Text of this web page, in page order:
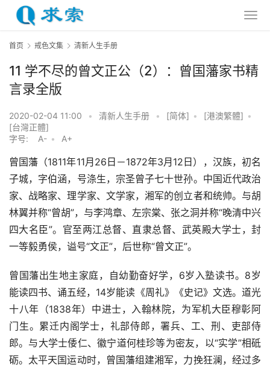
首页 戒色文集 清新人生手册
11 学不尽的曾文正公（2）：曾国藩家书精
言录全版
2020-02-04 11:00 • 清新人生手册 • [简体] • [港澳繁體] •
[台灣正體]
字号:
A- • A+
曾国藩（1811年11月26日－1872年3月12日），汉族，初名
子城，字伯涵，号涤生，宗圣曾子七十世孙。中国近代政治
家、战略家、理学家、文学家，湘军的创立者和统帅。与胡
林翼并称“曾胡”，与李鸿章、左宗棠、张之洞并称“晚清中兴
四大名臣”。官至两江总督、直隶总督、武英殿大学士，封
一等毅勇侯，谥号“文正”，后世称“曾文正”。
曾国藩出生地主家庭，自幼勤奋好学，6岁入塾读书。8岁
能读四书、诵五经，14岁能读《周礼》《史记》文选。道光
十八年（1838年）中进士，入翰林院，为军机大臣穆彰阿
门生。累迁内阁学士，礼部侍郎，署兵、工、刑、吏部侍
郎。与大学士倭仁、徽宁道何桂珍等为密友，以“实学”相砥
砺。太平天国运动时，曾国藩组建湘军，力挽狂澜，经过多